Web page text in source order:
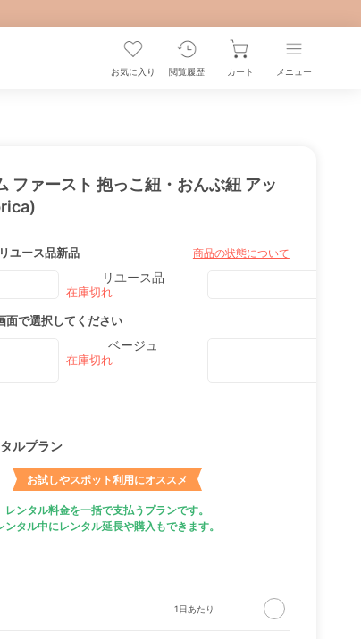
お気に入り 閲覧履歴 カート メニュー
ファースト 抱っこ紐・おんぶ紐 アッ
リユース品新品 商品の状態について
リユース品
面で選択してください
ベージュ
ルプラン
お試しやスポット利用にオススメ
レンタル料金を一括で支払うプランです。
ンタル中にレンタル延長や購入もできます。